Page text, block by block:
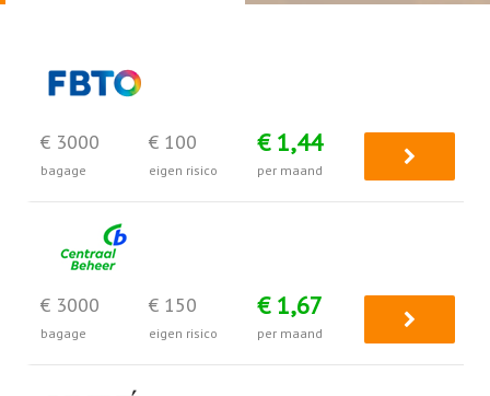
€ 3000
bagage
€ 100
eigen risico
€ 1,44
per maand
€ 3000
bagage
€ 150
eigen risico
€ 1,67
per maand